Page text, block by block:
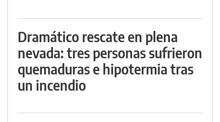
Dramático rescate en plena
nevada: tres personas sufrieron
quemaduras e hipotermia tras
un incendio